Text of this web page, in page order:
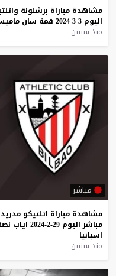
مشاهدة مباراة برشلونة
اليوم 3-3-2024 قمة سان
منذ سنتين
مباشر
مشاهدة مباراة اتلتيكو مدريد
مباشر اليوم 29-2-2024 اياب
اسبانيا
منذ سنتين